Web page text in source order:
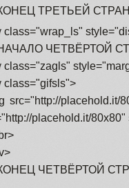
ТРЕТЬЕЙ
class="wrap_ls"
ЧЕТВЁРТОЙ
class="zagls"
class="gifsls">
src="http://placehold.it/
placehold.it/
ЧЕТВЁРТОЙ